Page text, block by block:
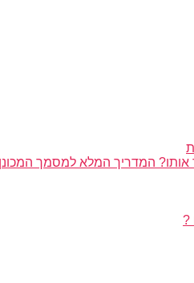
המדריך המלא למסמך
?